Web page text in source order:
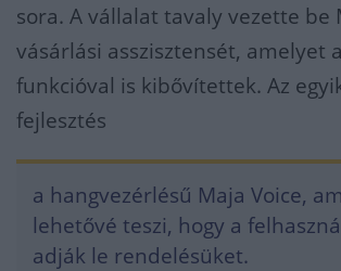
sora. A vállalat tavaly vezette be
vásárlási asszisztensét, amelyet
funkcióval is kibővítettek. Az
fejlesztés
a hangvezérlésű Maja Voice,
lehetővé teszi, hogy a
adják le rendelésüket.